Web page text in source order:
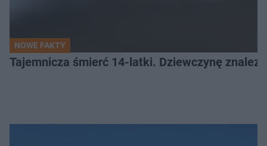
NOWE FAKTY
Tajemnicza śmierć 14-latki. Dziewczynę